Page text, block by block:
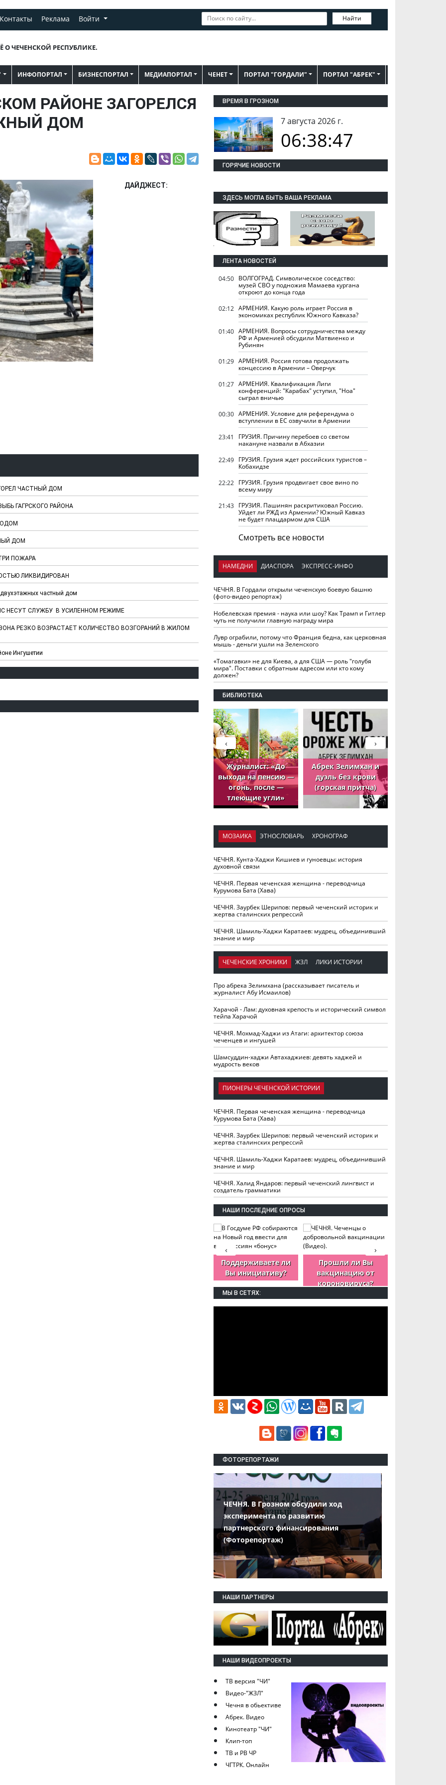
Контакты Реклама Войти Найти
О ЧЕЧЕНСКОЙ РЕСПУБЛИКЕ.
ИНФОПОРТАЛ БИЗНЕСПОРТАЛ МЕДИАПОРТАЛ ЧЕНЕТ ПОРТАЛ "ГОРДАЛИ" ПОРТАЛ "АБРЕК"
РАЙОНЕ ЗАГОРЕЛСЯ
ДОМ
ДАЙДЖЕСТ:
ЧАСТНЫЙ ДОМ
ГАГРСКОГО РАЙОНА
ДОМ
ПОЖАРА
ЛИКВИДИРОВАН
частный дом
НЕСУТ СЛУЖБУ В УСИЛЕННОМ РЕЖИМЕ
РЕЗКО ВОЗРАСТАЕТ КОЛИЧЕСТВО ВОЗГОРАНИЙ В ЖИЛОМ
Ингушетии
ВРЕМЯ В ГРОЗНОМ
7 августа 2026 г.
06:38:48
ГОРЯЧИЕ НОВОСТИ
ЗДЕСЬ МОГЛА БЫТЬ ВАША РЕКЛАМА
ЛЕНТА НОВОСТЕЙ
04:50 ВОЛГОГРАД. Символическое соседство:
музей СВО у подножия Мамаева кургана
откроют до конца года
02:12 АРМЕНИЯ. Какую роль играет Россия в
экономиках республик Южного Кавказа?
01:40 АРМЕНИЯ. Вопросы сотрудничества между
РФ и Арменией обсудили Матвиенко и
Рубинян
01:29 АРМЕНИЯ. Россия готова продолжать
концессию в Армении – Оверчук
01:27 АРМЕНИЯ. Квалификация Лиги
конференций: "Карабах" уступил, "Ноа"
сыграл вничью
00:30 АРМЕНИЯ. Условие для референдума о
вступлении в ЕС озвучили в Армении
23:41
ГРУЗИЯ. Причину перебоев со светом
накануне назвали в Абхазии
22:49 ГРУЗИЯ. Грузия ждет российских туристов –
Кобахидзе
22:22 ГРУЗИЯ. Грузия продвигает свое вино по
всему миру
21:43 ГРУЗИЯ. Пашинян раскритиковал Россию.
Уйдет ли РЖД из Армении? Южный Кавказ
не будет плацдармом для США
Смотреть все новости
НАМЕДНИ ДИАСПОРА ЭКСПРЕСС-ИНФО
ЧЕЧНЯ. В Гордали открыли чеченскую боевую башню
(фото-видео репортаж)
Нобелевская премия - наука или шоу? Как Трамп и Гитлер
чуть не получили главную награду мира
Лувр ограбили, потому что Франция бедна, как церковная
мышь - деньги ушли на Зеленского
«Томагавки» не для Киева, а для США — роль "голубя
мира". Поставки с обратным адресом или кто кому
должен?
БИБЛИОТЕКА
Журналист: «До
выхода на пенсию —
огонь, после —
тлеющие угли»
Абрек Зелимхан и
дуэль без крови
(горская притча)
›
‹
МОЗАИКА ЭТНОСЛОВАРЬ ХРОНОГРАФ
ЧЕЧНЯ. Кунта-Хаджи Кишиев и гуноевцы: история
духовной связи
ЧЕЧНЯ. Первая чеченская женщина - переводчица
Курумова Бата (Хава)
ЧЕЧНЯ. Заурбек Шерипов: первый чеченский историк и
жертва сталинских репрессий
ЧЕЧНЯ. Шамиль-Хаджи Каратаев: мудрец, объединивший
знание и мир
ЧЕЧЕНСКИЕ ХРОНИКИ ЖЗЛ ЛИКИ ИСТОРИИ
Про абрека Зелимхана (рассказывает писатель и
журналист Абу Исмаилов)
Харачой - Лам: духовная крепость и исторический символ
тейпа Харачой
ЧЕЧНЯ. Мохмад-Хаджи из Атаги: архитектор союза
чеченцев и ингушей
Шамсуддин-хаджи Автахаджиев: девять хаджей и
мудрость веков
ПИОНЕРЫ ЧЕЧЕНСКОЙ ИСТОРИИ
ЧЕЧНЯ. Первая чеченская женщина - переводчица
Курумова Бата (Хава)
ЧЕЧНЯ. Заурбек Шерипов: первый чеченский историк и
жертва сталинских репрессий
ЧЕЧНЯ. Шамиль-Хаджи Каратаев: мудрец, объединивший
знание и мир
ЧЕЧНЯ. Халид Яндаров: первый чеченский лингвист и
создатель грамматики
НАШИ ПОСЛЕДНИЕ ОПРОСЫ
Поддерживаете ли
Вы инициативу?
Прошли ли Вы
вакцинацию от
короновируса?
›
‹
МЫ В СЕТЯХ:
ФОТОРЕПОРТАЖИ
ЧЕЧНЯ. В Грозном обсудили ход
эксперимента по развитию
партнерского финансирования
(Фоторепортаж)
НАШИ ПАРТНЕРЫ
НАШИ ВИДЕОПРОЕКТЫ
ТВ версия "ЧИ"
Видео-"ЖЗЛ"
Чечня в обьективе
Абрек. Видео
Кинотеатр "ЧИ"
Клип-топ
ТВ и РВ ЧР
ЧГТРК. Онлайн